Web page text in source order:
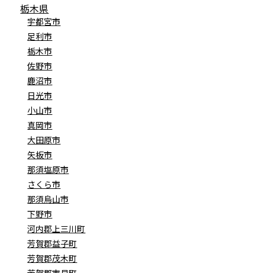
栃木県
宇都宮市
足利市
栃木市
佐野市
鹿沼市
日光市
小山市
真岡市
大田原市
矢板市
那須塩原市
さくら市
那須烏山市
下野市
河内郡上三川町
芳賀郡益子町
芳賀郡茂木町